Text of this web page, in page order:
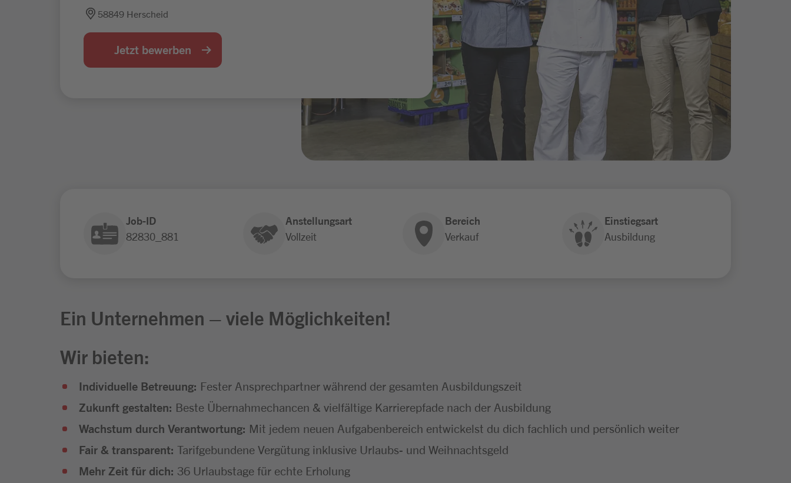
58849 Herscheid
Jetzt bewerben
Job-ID
82830_881
Anstellungsart
Vollzeit
Bereich
Verkauf
Einstiegsart
Ausbildung
Ein Unternehmen – viele Möglichkeiten!
Wir bieten:
Individuelle Betreuung: Fester Ansprechpartner während der gesamten Ausbildungszeit
Zukunft gestalten: Beste Übernahmechancen & vielfältige Karrierepfade nach der Ausbildung
Wachstum durch Verantwortung: Mit jedem neuen Aufgabenbereich entwickelst du dich fachlich und persönlich weiter
Fair & transparent: Tarifgebundene Vergütung inklusive Urlaubs- und Weihnachtsgeld
Mehr Zeit für dich: 36 Urlaubstage für echte Erholung